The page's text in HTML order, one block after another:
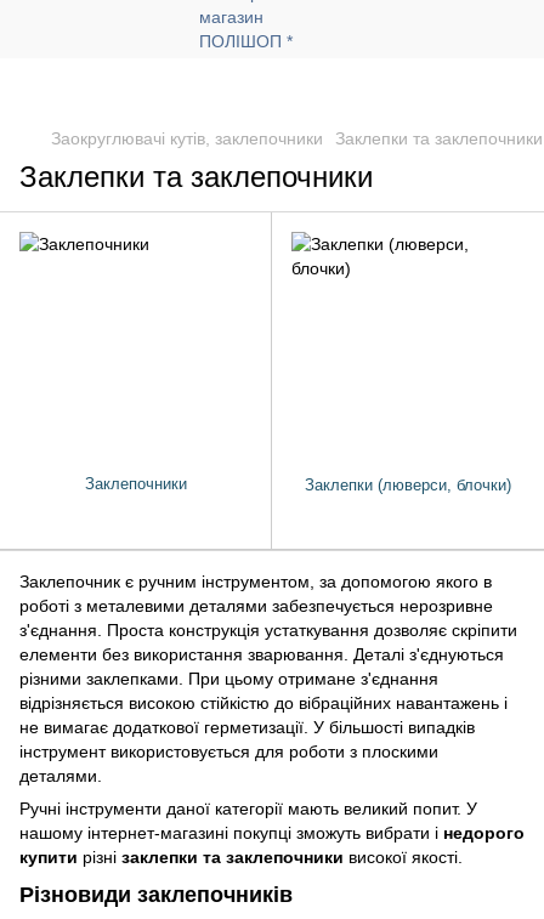
Заокруглювачі кутів, заклепочники Заклепки та заклепочники
Заклепки та заклепочники
Заклепочник є ручним інструментом, за допомогою якого в
роботі з металевими деталями забезпечується нерозривне
з'єднання. Проста конструкція устаткування дозволяє скріпити
елементи без використання зварювання. Деталі з'єднуються
різними заклепками. При цьому отримане з'єднання
відрізняється високою стійкістю до вібраційних навантажень і
не вимагає додаткової герметизації. У більшості випадків
інструмент використовується для роботи з плоскими
деталями.
Ручні інструменти даної категорії мають великий попит. У
нашому інтернет-магазині покупці зможуть вибрати і недорого
купити різні заклепки та заклепочники високої якості.
Різновиди заклепочників
Заклепочники Заклепки (люверси, блочки)